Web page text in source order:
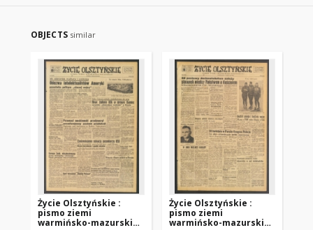
OBJECTS similar
Życie Olsztyńskie :
pismo ziemi
warmińsko-mazurskiej,
Życie Olsztyńskie :
pismo ziemi
warmińsko-mazurskiej,